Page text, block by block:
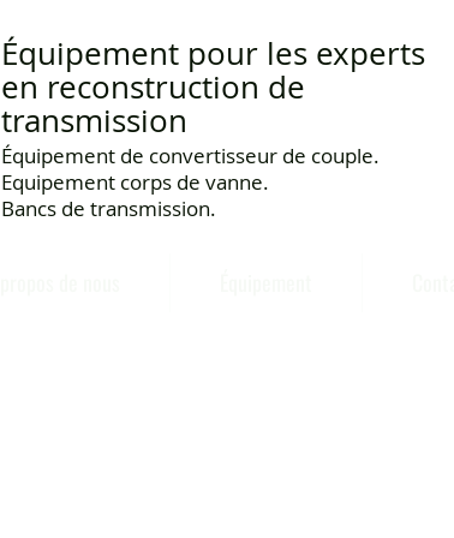
Équipement pour les experts
en reconstruction de
transmission
Équipement de convertisseur de couple.
Equipement corps de vanne.
Bancs de transmission.